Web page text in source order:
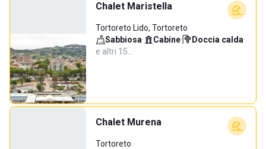
Chalet Maristella
Tortoreto Lido, Tortoreto
Sabbiosa· Cabine· Doccia calda·
e altri 15…
Chalet Murena
Tortoreto